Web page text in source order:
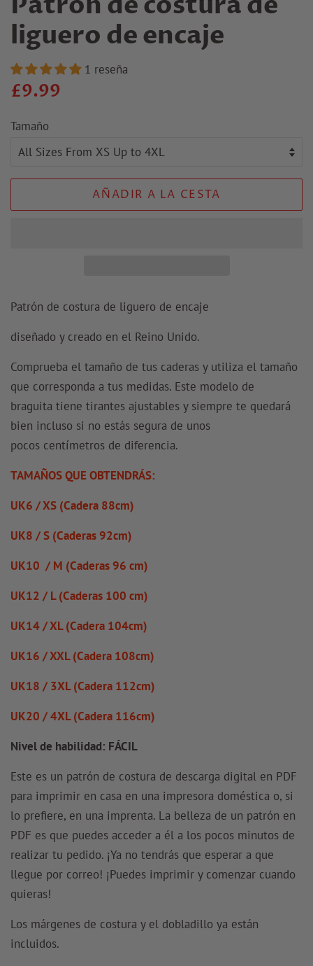
liguero de encaje
1 reseña
Precio
£9.99
Tamaño
AÑADIR A LA CESTA
Patrón de costura de liguero de encaje
diseñado y creado en el Reino Unido.
Comprueba el tamaño de tus caderas y utiliza el tamaño
que corresponda a tus medidas. Este modelo de
braguita tiene tirantes ajustables y siempre te quedará
bien incluso si no estás segura de unos
pocos centímetros de diferencia.
TAMAÑOS QUE OBTENDRÁS:
UK6 / XS (Cadera 88cm)
UK8 / S (Caderas 92cm)
UK10 / M (Caderas 96 cm)
UK12 / L (Caderas 100 cm)
UK14 / XL (Cadera 104cm)
UK16 / XXL (Cadera 108cm)
UK18 / 3XL (Cadera 112cm)
UK20 / 4XL (Cadera 116cm)
Nivel de habilidad: FÁCIL
Este es un patrón de costura de descarga digital en PDF
para imprimir en casa en una impresora doméstica o, si
lo prefiere, en una imprenta. La belleza de un patrón en
PDF es que puedes acceder a él a los pocos minutos de
realizar tu pedido. ¡Ya no tendrás que esperar a que
llegue por correo! ¡Puedes imprimir y comenzar cuando
quieras!
Los márgenes de costura y el dobladillo ya están
incluidos.